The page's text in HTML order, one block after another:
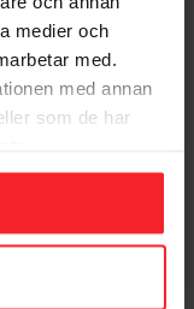
medier och
med.
med annan
som de har